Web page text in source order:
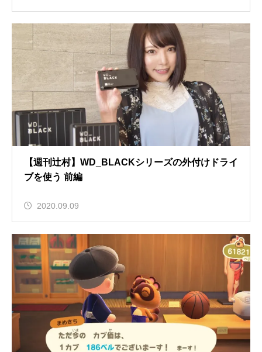
【週刊辻村】WD_BLACKシリーズの外付けドライ
ブを使う 前編
2020.09.09